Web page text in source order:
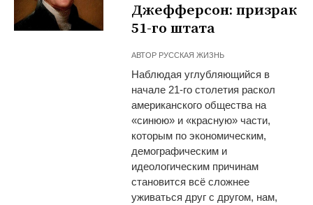
Джефферсон: призрак
51-го штата
АВТОР РУССКАЯ ЖИЗНЬ
Наблюдая углубляющийся в
начале 21-го столетия раскол
американского общества на
«синюю» и «красную» части,
которым по экономическим,
демографическим и
идеологическим причинам
становится всё сложнее
уживаться друг с другом, нам,